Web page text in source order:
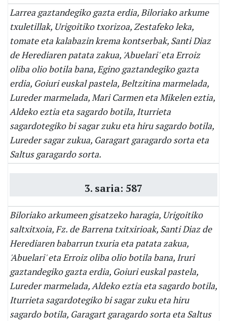
Larrea gaztandegiko gazta erdia, Biloriako arkume
txuletillak, Urigoitiko txorizoa, Zestafeko leka,
tomate eta kalabazin krema kontserbak, Santi Diaz
de Herediaren patata zakua, 'Abuelari' eta Erroiz
oliba olio botila bana, Egino gaztandegiko gazta
erdia, Goiuri euskal pastela, Beltzitina marmelada,
Lureder marmelada, Mari Carmen eta Mikelen eztia,
Aldeko eztia eta sagardo botila, Iturrieta
sagardotegiko bi sagar zuku eta hiru sagardo botila,
Lureder sagar zukua, Garagart garagardo sorta eta
Saltus garagardo sorta.
3. saria: 587
Biloriako arkumeen gisatzeko haragia, Urigoitiko
saltxitxoia, Fz. de Barrena txitxirioak, Santi Diaz de
Herediaren babarrun txuria eta patata zakua,
'Abuelari' eta Erroiz oliba olio botila bana, Iruri
gaztandegiko gazta erdia, Goiuri euskal pastela,
Lureder marmelada, Aldeko eztia eta sagardo botila,
Iturrieta sagardotegiko bi sagar zuku eta hiru
sagardo botila, Garagart garagardo sorta eta Saltus